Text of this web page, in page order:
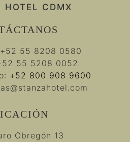
HOTEL CDMX
+52 55 8208 0580
55 5208 0052
+52 800 908 9600
Obregón 13